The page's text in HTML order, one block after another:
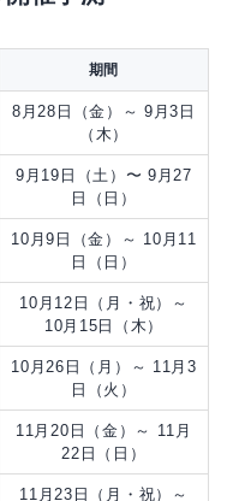
期間
8月28日（金）～ 9月3日
（木）
9月19日（土）〜 9月27
日（日）
10月9日（金）～ 10月11
日（日）
10月12日（月・祝）～
10月15日（木）
10月26日（月）～ 11月3
日（火）
11月20日（金）～ 11月
22日（日）
11月23日（月・祝）～